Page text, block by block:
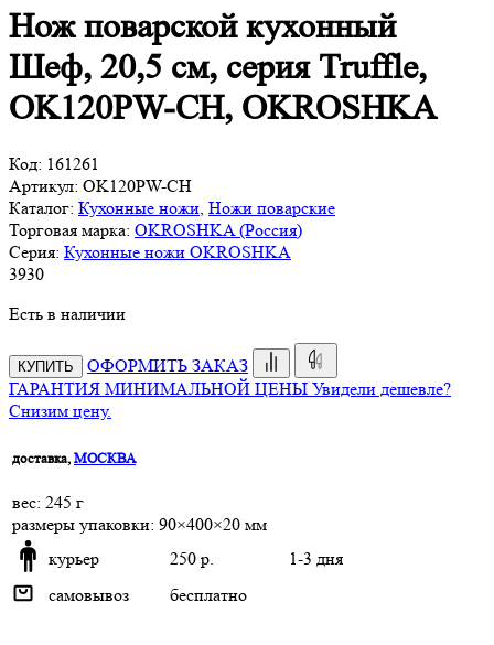
Нож поварской кухонный
Шеф, 20,5 см, серия Truffle,
OK120PW-CH, OKROSHKA
Код: 161261
Артикул: OK120PW-CH
Каталог: Кухонные ножи Ножи поварские
Торговая марка: OKROSHKA (Россия)
Серия: Кухонные ножи OKROSHKA
3930
Есть в наличии
КУПИТЬ
ОФОРМИТЬ ЗАКАЗ
ГАРАНТИЯ МИНИМАЛЬНОЙ ЦЕНЫ Увидели дешевле?
Снизим цену.
доставка, МОСКВА
веc: 245 г
размеры упаковки: 90×400×20 мм
курьер
250 р.
1-3 дня
самовывоз
бесплатно